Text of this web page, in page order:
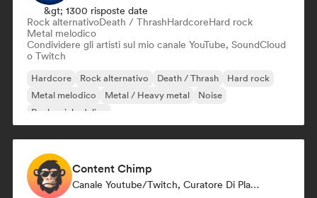
&gt; 1300 risposte date
Rock alternativoDeath / ThrashHardcoreHard rock
Metal melodico
Condividere gli artisti sul mio canale YouTube, SoundCloud
o Twitch
Hardcore Rock alternativo Death / Thrash
Hard rock
Metal melodico
Metal / Heavy metal
Noise
Rock psichedelico
Content Chimp
Canale Youtube/Twitch, Curatore Di Playlist